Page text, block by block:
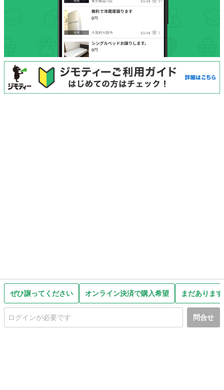
ぜひ譲ってください オンライン決済で購入希望 まだありま
問合せ